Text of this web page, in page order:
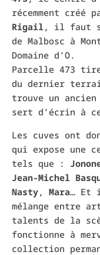
récemment créé
Rigail , il faut
de Malbosc à
Domaine d’O.
Parcelle 473 tire
du dernier
trouve un
sert d’écrin à
Les cuves ont
qui expose une
tels que :
Jean-Michel
Nasty, Mara… Et
mélange entre
talents de la
fonctionne à
collection